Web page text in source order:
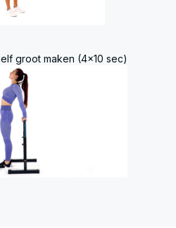
groot maken (4x10 sec)